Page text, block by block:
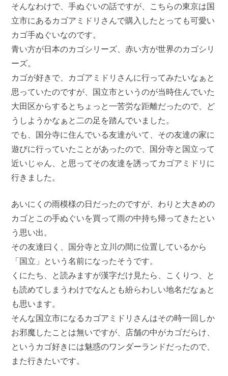
そんなわけで、手ぬぐいの話ですが、こちらの東京は国
立市にあるカゴアミドリさんで購入したとっても可愛い
カゴ手ぬぐいなのです。
青い方が日本のカゴシリーズ、赤い方が世界のカゴシリ
ーズ。
カゴが好きで、カゴアミドリさんに行ってみたいなぁと
思っていたのですが、国立市というのが当時住んでいた
大田区からするとちょっと一苦労な距離だったので、ど
うしようかなぁと二の足を踏んでいました。
でも、国分寺に住んでいる友達がいて、その友達の家に
遊びに行っていたことがあったので、国分寺と国立って
近いじゃん、と思ってその友達を誘ってカゴアミドリに
行きました。
あいにくの雨模様の日だったのですが、わりと大きめの
カゴとこの手ぬぐいを買って雨の中持ち帰ってきたとい
う思い出。
その友達曰く、国分寺と立川の間に位置しているから
「国立」という名前になったそうです。
くにたち、と読みますが漢字だけ見たら、こくりつ、と
も読めてしまうわけでなんとも紛らわしい地名だなぁと
も思います。
そんな国立市になるカゴアミドリさんはその時一回しか
お邪魔したことは無いですが、店舗の中がカゴだらけ、
というカゴ好きには魅惑のワンダーランドだったので、
また行きたいです。